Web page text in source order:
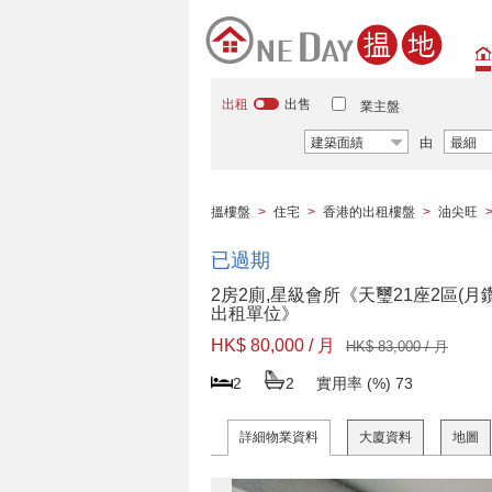
出租 出售 業主盤
建築面績 由 最細
搵樓盤 > 住宅 > 香港的出租樓盤 > 油尖旺 >
已過期
2房2廁,星級會所《天璽21座2區(月
出租單位》
HK$ 80,000 / 月
HK$ 83,000 / 月
2 2 實用率 (%) 73
詳細物業資料 大廈資料 地圖